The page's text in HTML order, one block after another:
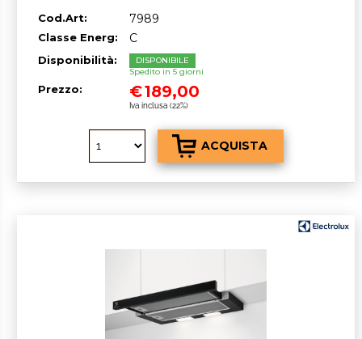
Cod.Art: 7989
Classe Energ: C
Disponibilità:
DISPONIBILE
Spedito in 5 giorni
Prezzo: €189,00
Iva inclusa (22%)